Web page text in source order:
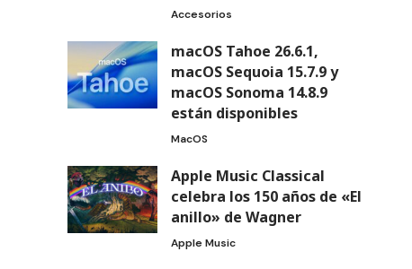
Accesorios
macOS Tahoe 26.6.1,
macOS Sequoia 15.7.9 y
macOS Sonoma 14.8.9
están disponibles
MacOS
Apple Music Classical
celebra los 150 años de «El
anillo» de Wagner
Apple Music